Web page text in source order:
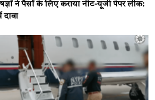
ने पैसों के लिए कराया नीट-यूजी पेपर लीक: